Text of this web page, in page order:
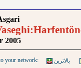
2005
your network: